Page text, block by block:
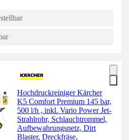
Hochdruckreiniger Kärcher
K5 Comfort Premium 145 bar,
500 l/h , inkl. Vario Power Jet-
Strahlrohr, Schlauchtrommel,
Aufbewahrungsnetz, Dirt
Blaster, Dreckfräse,